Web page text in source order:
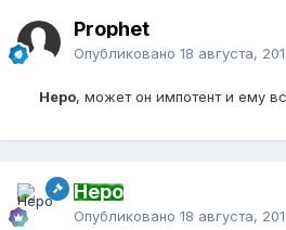
Prophet
Опубликовано 18 августа,
Неро, может он импотент и ему
Неро
Опубликовано 18 августа,